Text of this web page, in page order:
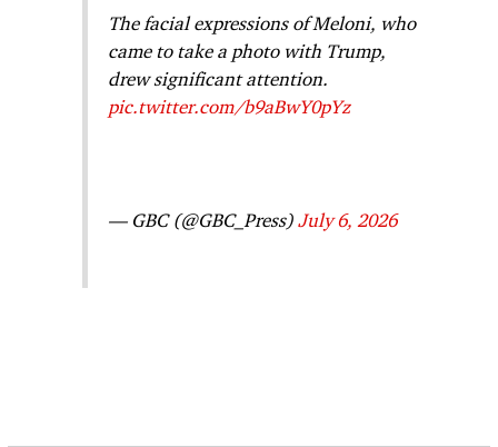
The facial expressions of Meloni, who
came to take a photo with Trump,
drew significant attention.
pic.twitter.com/b9aBwY0pYz
— GBC (@GBC_Press)July 6, 2026